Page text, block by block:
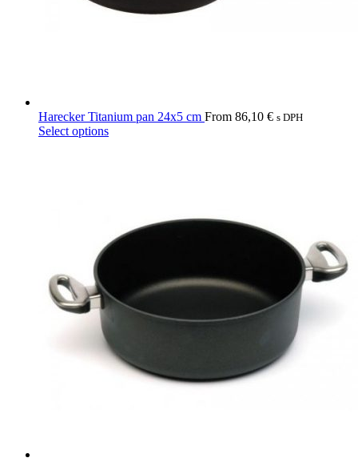
Harecker Titanium pan 24x5 cm From 86,10 € s DPH
Select optionsThis
may
be
product